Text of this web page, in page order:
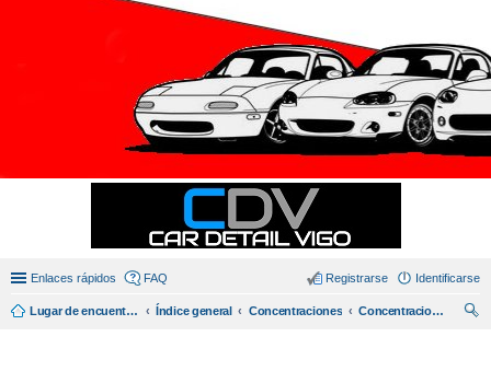
Enlaces rápidos FAQ Identificarse
Registrarse
Lugar de encuentro en español de amantes del miata/mx5. Índice general Concentraciones
Concentraciones